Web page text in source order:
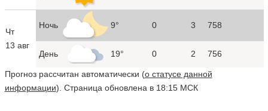
Чт
13 авг
Ночь 9° 0 3 758
День 19° 0 2 756
Прогноз рассчитан автоматически (о статусе данной
информации). Страница обновлена в 18:15 МСК